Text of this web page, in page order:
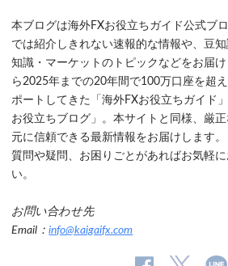
本ブログは海外FXお役立ちガイド公式ブ
では紹介しきれない速報的な情報や、豆
知識・マーケットのトピックなどをお届
ら2025年までの20年間で100万口座を超
ポートしてきた「海外FXお役立ちガイド
お役立ちブログ」。本サイトと同様、厳
元に信頼できる最新情報をお届けします。
質問や疑問、お困りごとがあればお気軽
い。
お問い合わせ先
Email：info@kaigaifx.com